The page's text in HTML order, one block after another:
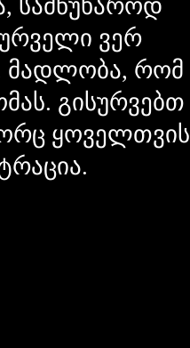
სამწუხაროდ
ვერ
მადლობა, რომ
გისურვებთ
ყოველთვის